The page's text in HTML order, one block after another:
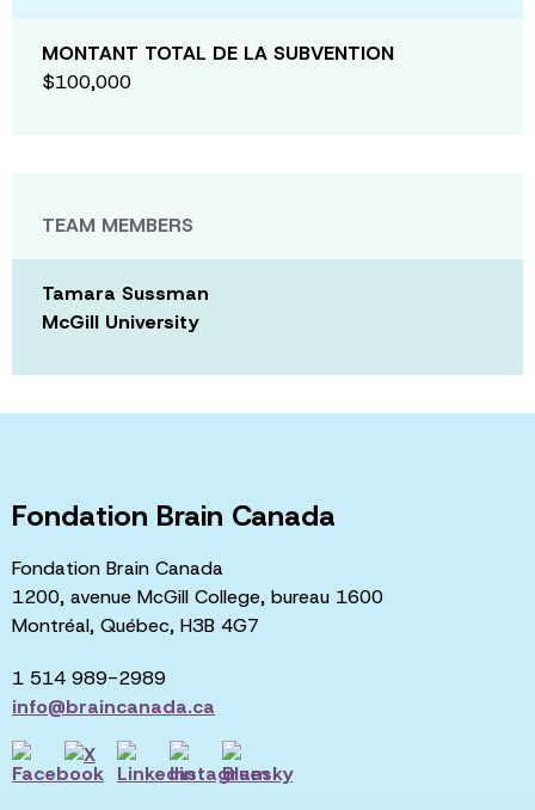
MONTANT TOTAL DE LA SUBVENTION
$100,000
TEAM MEMBERS
Tamara Sussman
McGill University
Fondation Brain Canada
Fondation Brain Canada
1200, avenue McGill College, bureau 1600
Montréal, Québec, H3B 4G7
1 514 989-2989
info@braincanada.ca